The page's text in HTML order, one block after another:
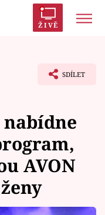
ŽIVĚ
SDÍLET
nabídne
AVON